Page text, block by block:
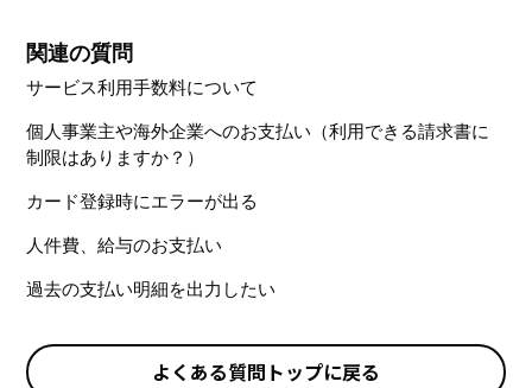
関連の質問
サービス利用手数料について
個人事業主や海外企業へのお支払い（利用できる請求書に
制限はありますか？）
カード登録時にエラーが出る
人件費、給与のお支払い
過去の支払い明細を出力したい
よくある質問トップに戻る